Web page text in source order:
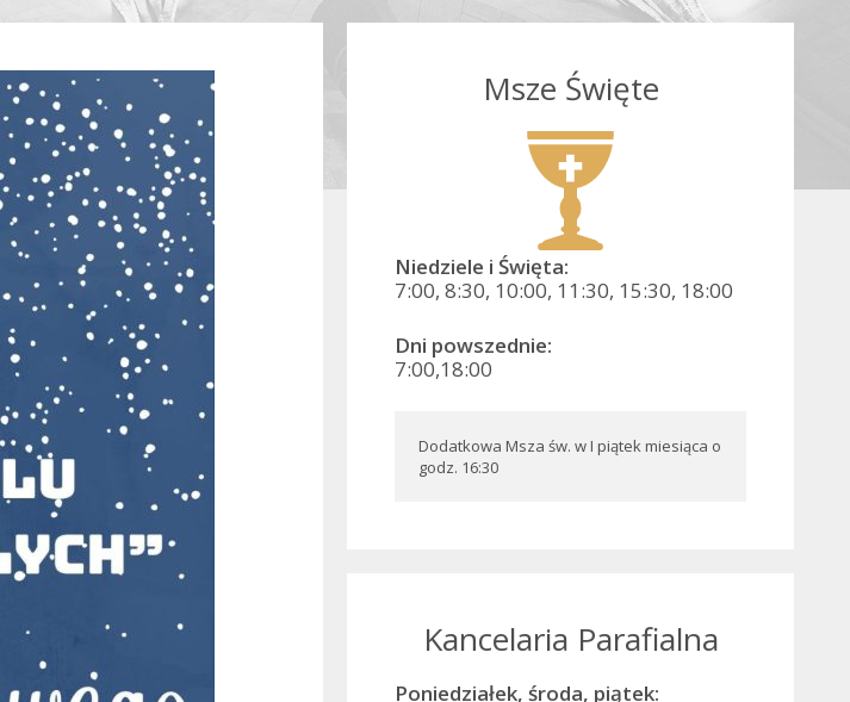
Msze Święte
Niedziele i Święta:
7:00, 8:30, 10:00, 11:30, 15:30, 18:00
Dni powszednie:
7:00,18:00
Dodatkowa Msza św. w I piątek miesiąca o
godz. 16:30
Kancelaria Parafialna
Poniedziałek, środa, piątek: